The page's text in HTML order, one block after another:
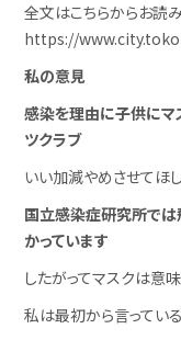
全文はこちらからお読み
https://
私の意見
感染を理由に子供にマ
ツクラブ
いい加減やめさせてほし
国立感染症研究所では
かっています
したがってマスクは意味
私は最初から言ってい